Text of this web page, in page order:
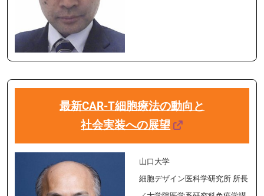
最新CAR-T細胞療法の動向と
社会実装への展望
山口大学
細胞デザイン医科学研究所 所長